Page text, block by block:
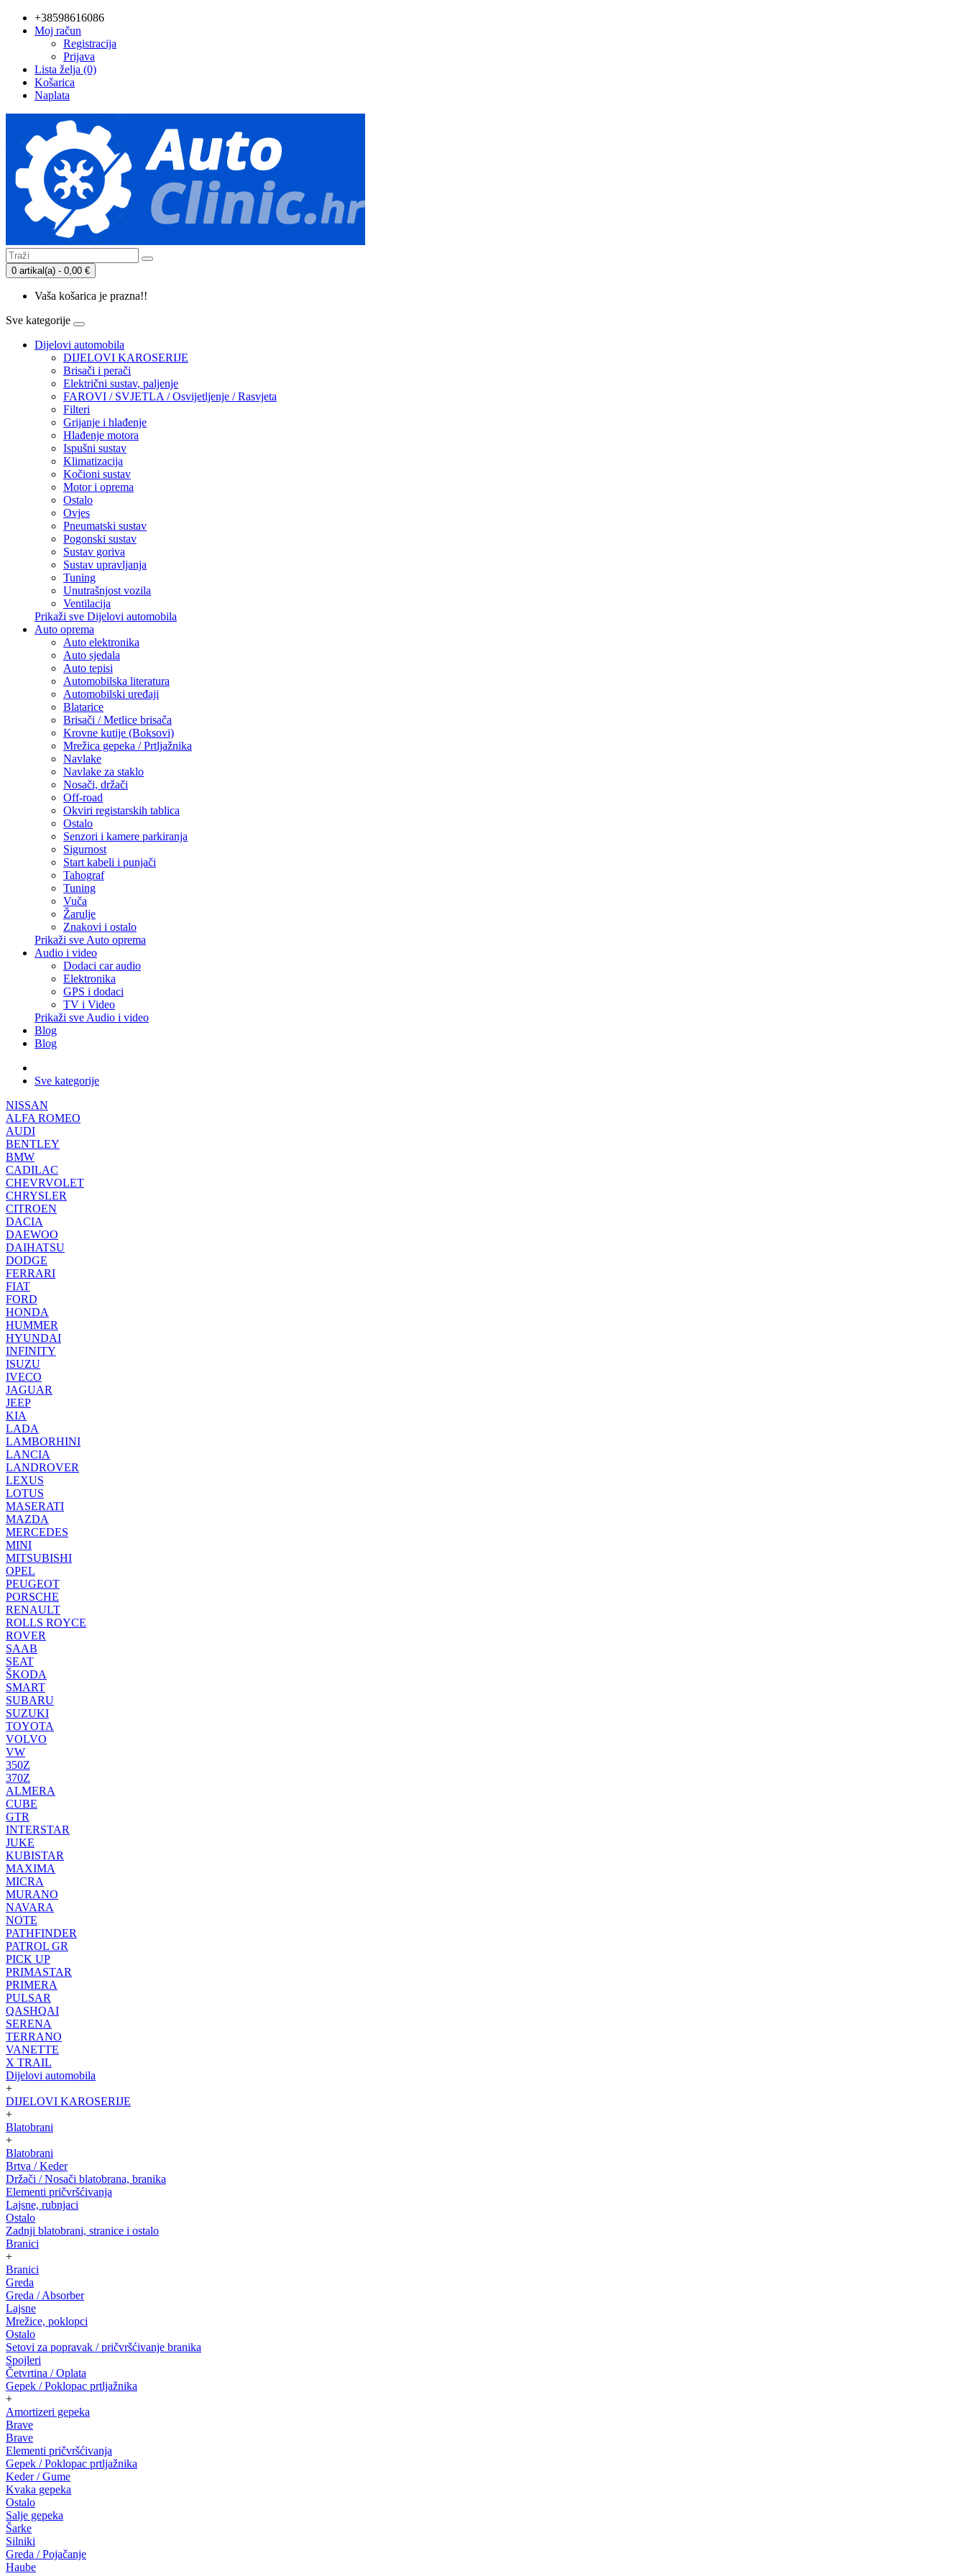
+38598616086
Moj račun
Registracija
Prijava
Lista želja (0)
Košarica
Naplata
0 artikal(a) - 0,00 €
Vaša košarica je prazna!!
Sve kategorije
Dijelovi automobila
DIJELOVI KAROSERIJE
Brisači i perači
Električni sustav, paljenje
FAROVI / SVJETLA / Osvijetljenje / Rasvjeta
Filteri
Grijanje i hlađenje
Hlađenje motora
Ispušni sustav
Klimatizacija
Kočioni sustav
Motor i oprema
Ostalo
Ovjes
Pneumatski sustav
Pogonski sustav
Sustav goriva
Sustav upravljanja
Tuning
Unutrašnjost vozila
Ventilacija
Prikaži sve Dijelovi automobila
Auto oprema
Auto elektronika
Auto sjedala
Auto tepisi
Automobilska literatura
Automobilski uređaji
Blatarice
Brisači / Metlice brisača
Krovne kutije (Boksovi)
Mrežica gepeka / Prtljažnika
Navlake
Navlake za staklo
Nosači, držači
Off-road
Okviri registarskih tablica
Ostalo
Senzori i kamere parkiranja
Sigurnost
Start kabeli i punjači
Tahograf
Tuning
Vuča
Žarulje
Znakovi i ostalo
Prikaži sve Auto oprema
Audio i video
Dodaci car audio
Elektronika
GPS i dodaci
TV i Video
Prikaži sve Audio i video
Blog
Blog
Sve kategorije
NISSAN
ALFA ROMEO
AUDI
BENTLEY
BMW
CADILAC
CHEVRVOLET
CHRYSLER
CITROEN
DACIA
DAEWOO
DAIHATSU
DODGE
FERRARI
FIAT
FORD
HONDA
HUMMER
HYUNDAI
INFINITY
ISUZU
IVECO
JAGUAR
JEEP
KIA
LADA
LAMBORHINI
LANCIA
LANDROVER
LEXUS
LOTUS
MASERATI
MAZDA
MERCEDES
MINI
MITSUBISHI
OPEL
PEUGEOT
PORSCHE
RENAULT
ROLLS ROYCE
ROVER
SAAB
SEAT
ŠKODA
SMART
SUBARU
SUZUKI
TOYOTA
VOLVO
VW
350Z
370Z
ALMERA
CUBE
GTR
INTERSTAR
JUKE
KUBISTAR
MAXIMA
MICRA
MURANO
NAVARA
NOTE
PATHFINDER
PATROL GR
PICK UP
PRIMASTAR
PRIMERA
PULSAR
QASHQAI
SERENA
TERRANO
VANETTE
X TRAIL
Dijelovi automobila
+
DIJELOVI KAROSERIJE
+
Blatobrani
+
Blatobrani
Brtva / Keder
Držači / Nosači blatobrana, branika
Elementi pričvršćivanja
Lajsne, rubnjaci
Ostalo
Zadnji blatobrani, stranice i ostalo
Branici
+
Branici
Greda
Greda / Absorber
Lajsne
Mrežice, poklopci
Ostalo
Setovi za popravak / pričvršćivanje branika
Spojleri
Četvrtina / Oplata
Gepek / Poklopac prtljažnika
+
Amortizeri gepeka
Brave
Brave
Elementi pričvršćivanja
Gepek / Poklopac prtljažnika
Keder / Gume
Kvaka gepeka
Ostalo
Salje gepeka
Šarke
Silniki
Greda / Pojačanje
Haube